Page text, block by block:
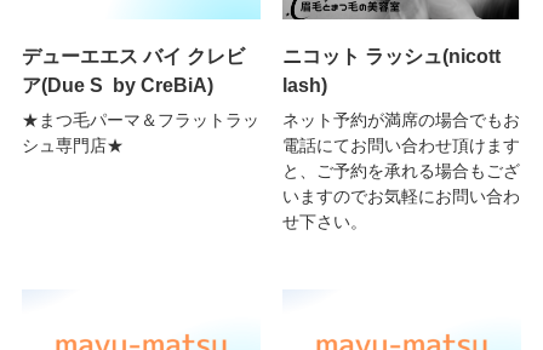
デューエエス バイ クレビ
ア(Due S by CreBiA)
★まつ毛パーマ＆フラットラッ
シュ専門店★
ニコット ラッシュ(nicott
lash)
ネット予約が満席の場合でもお
電話にてお問い合わせ頂けます
と、ご予約を承れる場合もござ
いますのでお気軽にお問い合わ
せ下さい。